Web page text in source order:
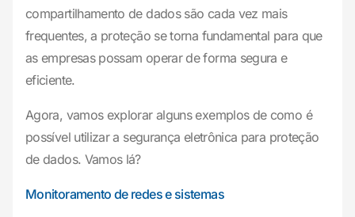
compartilhamento de dados são cada vez mais
frequentes, a proteção se torna fundamental para que
as empresas possam operar de forma segura e
eficiente.
Agora, vamos explorar alguns exemplos de como é
possível utilizar a segurança eletrônica para proteção
de dados. Vamos lá?
Monitoramento de redes e sistemas